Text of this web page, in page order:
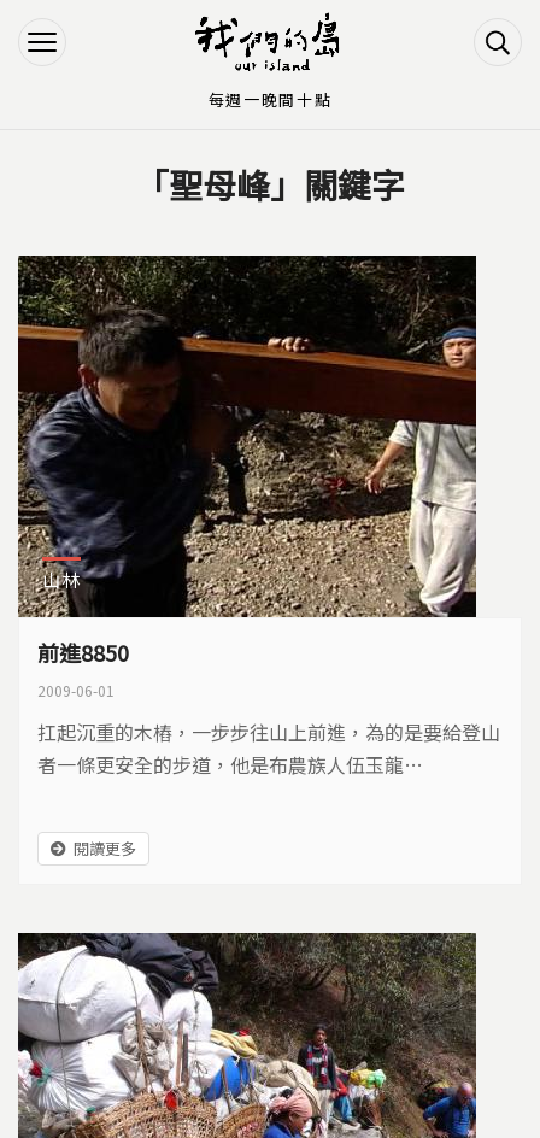
Jump to Navigation
Jump to Main content
「聖母峰」關鍵字
山林
前進8850
2009-06-01
扛起沉重的木樁，一步步往山上前進，為的是要給登山
者一條更安全的步道，他是布農族人伍玉龍…
閱讀更多
每週一晚間十點